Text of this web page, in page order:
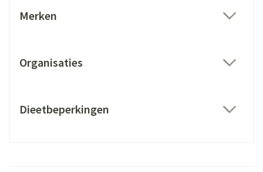
Merken
Organisaties
Dieetbeperkingen